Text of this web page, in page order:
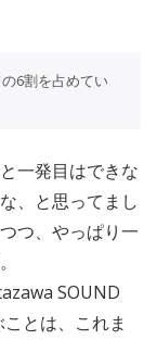
6割を占めてい
一発目はできな
、と思ってまし
つ、やっぱり一
SOUND
とは、これま